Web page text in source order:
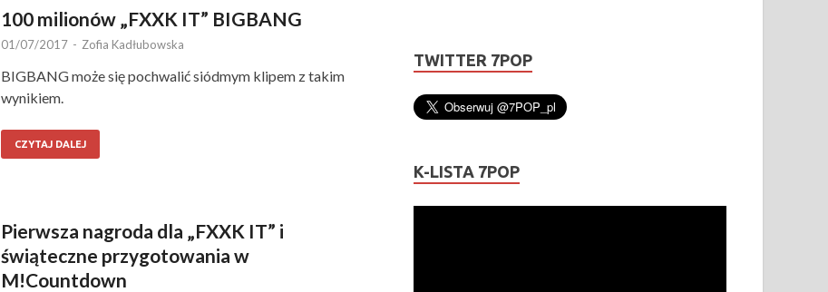
100 milionów „FXXK IT” BIGBANG
01/07/2017 - Zofia Kadłubowska
BIGBANG może się pochwalić siódmym klipem z takim
wynikiem.
CZYTAJ DALEJ
Pierwsza nagroda dla „FXXK IT” i
świąteczne przygotowania w
M!Countdown
TWITTER 7POP
K-LISTA 7POP